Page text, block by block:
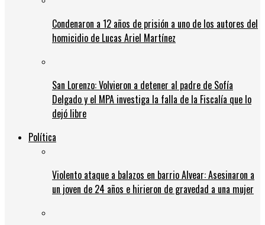
Condenaron a 12 años de prisión a uno de los autores del
homicidio de Lucas Ariel Martínez
San Lorenzo: Volvieron a detener al padre de Sofía
Delgado y el MPA investiga la falla de la Fiscalía que lo
dejó libre
Política
Violento ataque a balazos en barrio Alvear: Asesinaron a
un joven de 24 años e hirieron de gravedad a una mujer